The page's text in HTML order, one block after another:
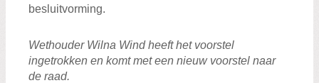
besluitvorming.
Wethouder Wilna Wind heeft het voorstel
ingetrokken en komt met een nieuw voorstel naar
de raad.